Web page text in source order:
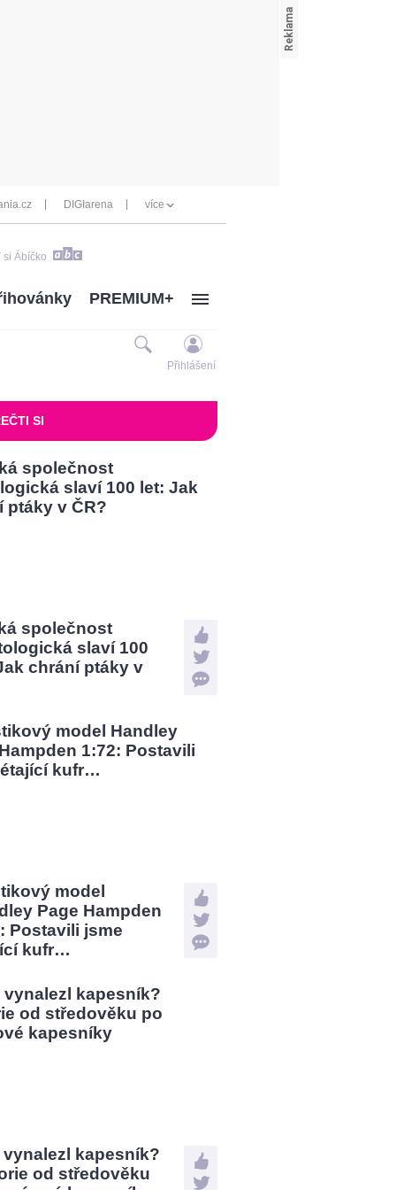
DIGIarena více
si Ábíčko
PREMIUM+
Přihlášení
SI
společnost
slaví 100
chrání ptáky v
model
Page Hampden
Postavili jsme
kufr…
vynalezl kapesník?
od středověku